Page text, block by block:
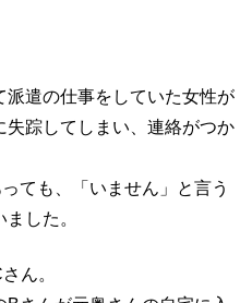
派遣の仕事をしていた女性が
失踪してしまい、連絡がつか
ても、「いません」と言う
した。
ん。